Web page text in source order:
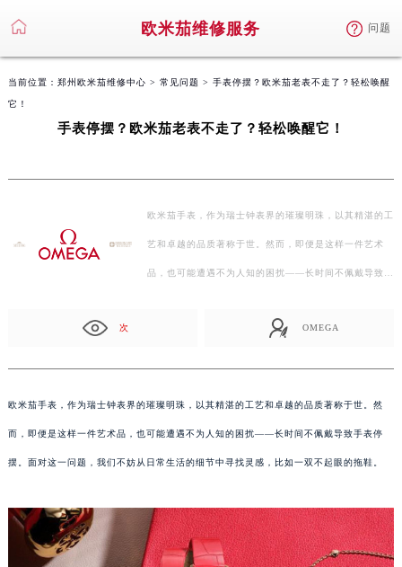
欧米茄维修服务 问题
当前位置： 郑州欧米茄维修中心 > 常见问题 > 手表停摆？欧米茄老表不走了？轻松唤醒
它！
手表停摆？欧米茄老表不走了？轻松唤醒它！
欧米茄手表，作为瑞士钟表界的璀璨明珠，以其精湛的工
艺和卓越的品质著称于世。然而，即便是这样一件艺术
品，也可能遭遇不为人知的困扰——长时间不佩戴导致手
次 OMEGA
欧米茄手表，作为瑞士钟表界的璀璨明珠，以其精湛的工艺和卓越的品质著称于世。然
而，即便是这样一件艺术品，也可能遭遇不为人知的困扰——长时间不佩戴导致手表停
摆。面对这一问题，我们不妨从日常生活的细节中寻找灵感，比如一双不起眼的拖鞋。